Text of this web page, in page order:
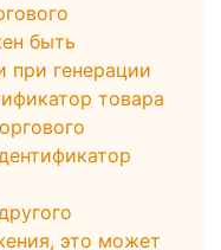
быть
при генерации
товара
это может